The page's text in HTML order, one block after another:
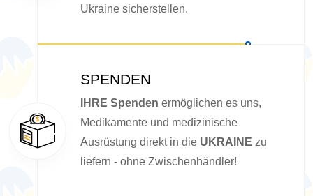
Ukraine sicherstellen.
SPENDEN
IHRE Spenden ermöglichen es uns,
Medikamente und medizinische
Ausrüstung direkt in die UKRAINE zu
liefern - ohne Zwischenhändler!